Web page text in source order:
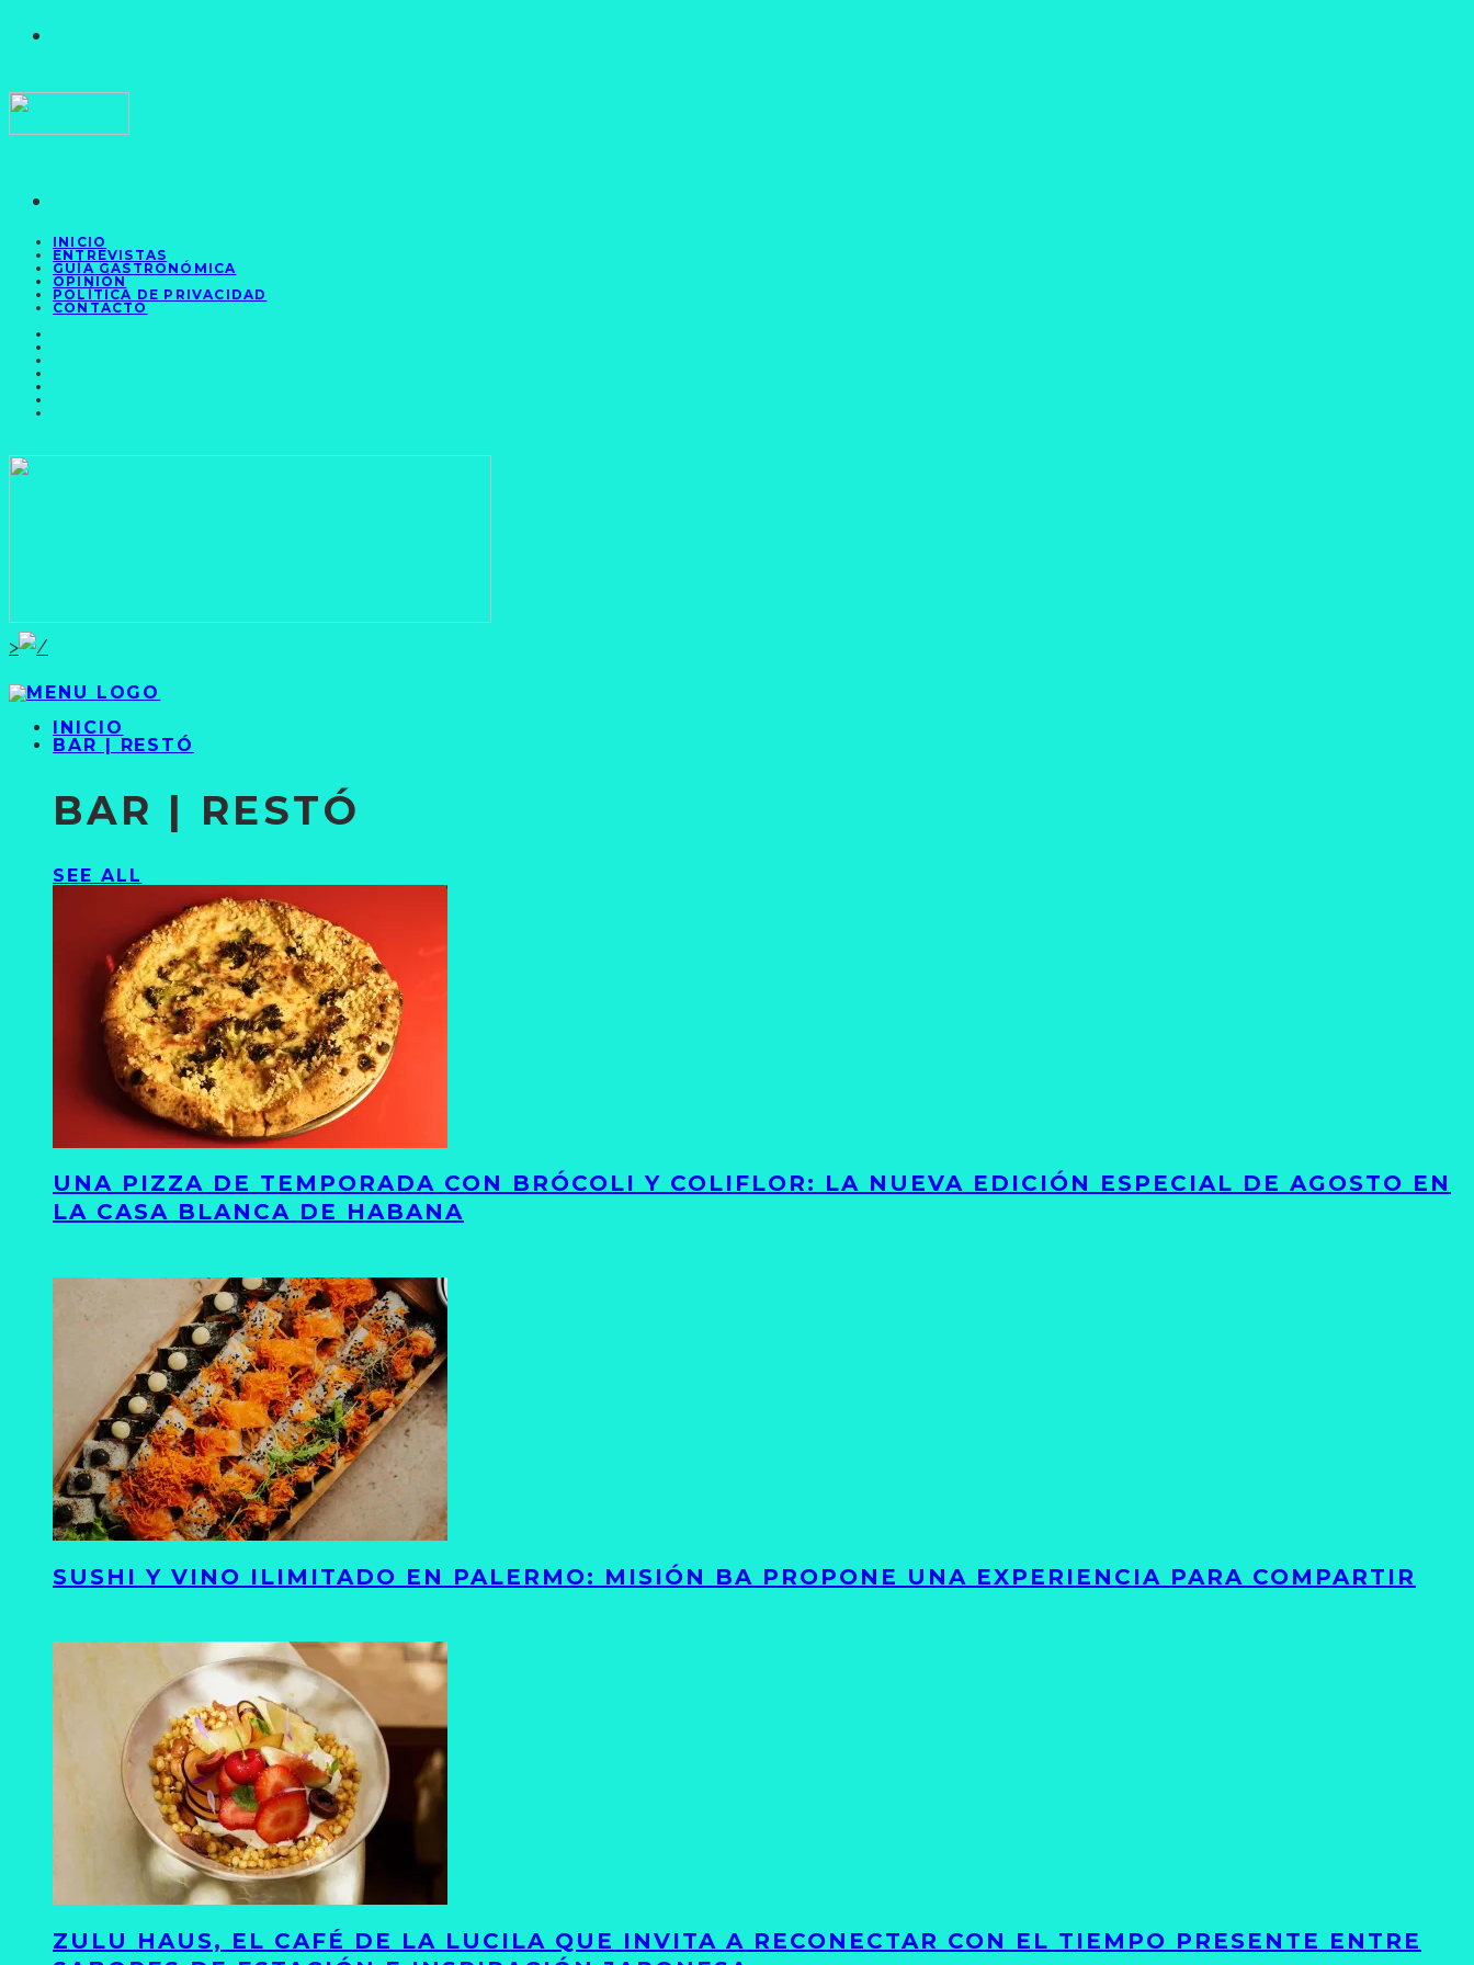
INICIO
ENTREVISTAS
GUÍA GASTRONÓMICA
OPINIÓN
POLÍTICA DE PRIVACIDAD
CONTACTO
>
INICIO
BAR | RESTÓ
BAR | RESTÓ
SEE ALL
UNA PIZZA DE TEMPORADA CON BRÓCOLI Y COLIFLOR: LA NUEVA EDICIÓN ESPECIAL DE AGOSTO EN
LA CASA BLANCA DE HABANA
SUSHI Y VINO ILIMITADO EN PALERMO: MISIÓN BA PROPONE UNA EXPERIENCIA PARA COMPARTIR
ZULU HAUS, EL CAFÉ DE LA LUCILA QUE INVITA A RECONECTAR CON EL TIEMPO PRESENTE ENTRE